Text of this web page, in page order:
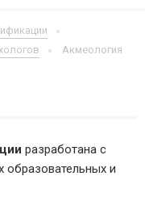
Акмеология
разработана с
образовательных и